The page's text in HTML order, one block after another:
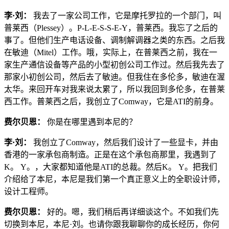
李·刘：
我去了一家公司工作，它是摩托罗拉的一个部门，叫
普莱西（Plessey）。P-L-E-S-S-E-Y，普莱西。我忘了之后的
事了。但他们生产电话设备、调制解调器之类的东西。之后我
在敏迪（Mitel）工作。哦，实际上，在普莱西之前，我在一
家生产通信设备等产品的小型初创公司工作过。然后我先去了
那家小初创公司，然后去了敏迪。但我住在多伦多，敏迪在渥
太华。来回开车对我来说太累了，所以我回到多伦多，在普莱
西工作。普莱西之后，我创立了Comway，它是ATI的前身。
费尔贝恩： 你是在哪里遇到本尼的？
李·刘：
我创立了Comway，然后我们设计了一些显卡，并由
香港的一家承包商制造。正是在这个承包商那里，我遇到了
K。 Y。，大家都知道他是ATI的总裁。然后K。 Y。把我们
介绍给了本尼，本尼是我们第一个真正意义上的全职设计师，
设计工程师。
费尔贝恩：
好的。嗯，我们稍后再详细谈这个。不如我们先
切换到本尼，本尼·刘。也请你跟我聊聊你的成长经历，你何